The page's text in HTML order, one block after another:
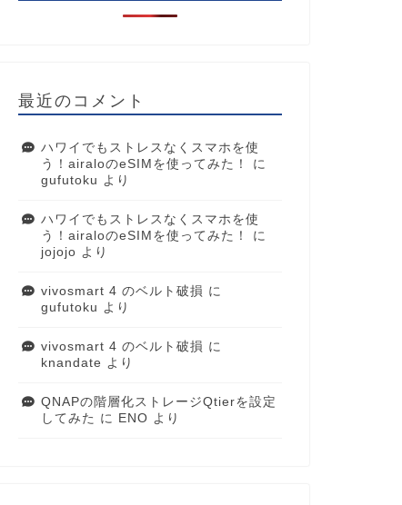
最近のコメント
ハワイでもストレスなくスマホを使
う！airaloのeSIMを使ってみた！
に
gufutoku より
ハワイでもストレスなくスマホを使
う！airaloのeSIMを使ってみた！
に
jojojo より
vivosmart 4 のベルト破損 に
gufutoku より
vivosmart 4 のベルト破損 に
knandate より
QNAPの階層化ストレージQtierを設定
してみた に ENO より